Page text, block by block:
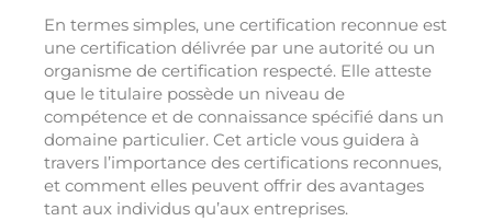
En termes simples, une certification reconnue est
une certification délivrée par une autorité ou un
organisme de certification respecté. Elle atteste
que le titulaire possède un niveau de
compétence et de connaissance spécifié dans un
domaine particulier. Cet article vous guidera à
travers l’importance des certifications reconnues,
et comment elles peuvent offrir des avantages
tant aux individus qu’aux entreprises.